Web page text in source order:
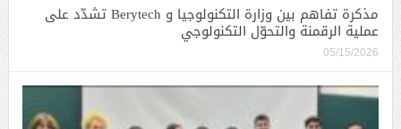
مذكرة تفاهم بين وزارة التكنولوجيا و Berytech تشدّد على
عملية الرقمنة والتحوّل التكنولوجي
05/15/2026